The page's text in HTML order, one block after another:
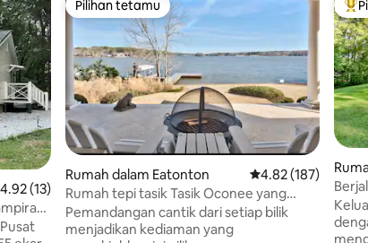
purata 4.92 daripada 5, 13 ulasan
4.92 (13)
Pilihan tetamu
Pilihan tetamu
Rumah dalam Eatonton Penarafan purata
4.82 (187)
Rumah tepi tasik Tasik Oconee yang
menakjubkan-pemandangan terbaik!
Pemandangan cantik dari setiap bilik
menjadikan kediaman yang